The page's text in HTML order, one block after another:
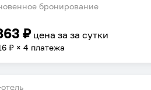
бронирование
₽ цена заза сутки
₽ × 4 платежа